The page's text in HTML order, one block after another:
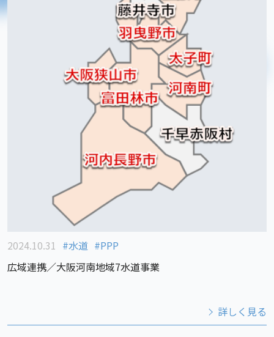
2024.10.31 水道
PPP
広域連携／大阪河南地域7水道事業
詳しく見る